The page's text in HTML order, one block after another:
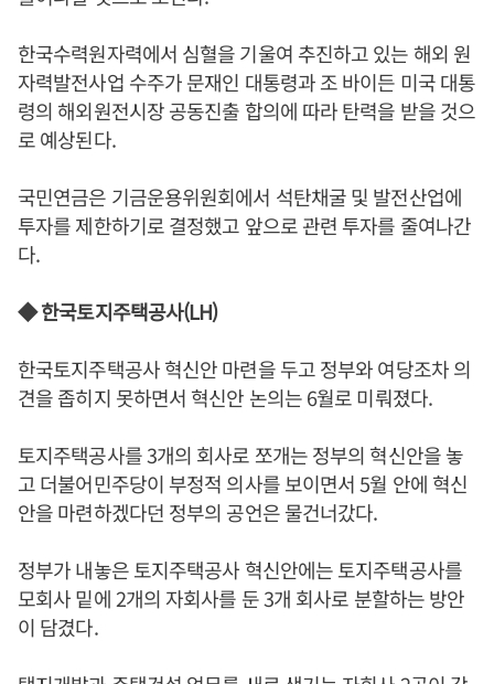
한국수력원자력에서 심혈을 기울여 추진하고 있는 해외 원
자력발전사업 수주가 문재인 대통령과 조 바이든 미국 대통
령의 해외원전시장 공동진출 합의에 따라 탄력을 받을 것으
로 예상된다.
국민연금은 기금운용위원회에서 석탄채굴 및 발전산업에
투자를 제한하기로 결정했고 앞으로 관련 투자를 줄여나간
다.
◆ 한국토지주택공사(LH)
한국토지주택공사 혁신안 마련을 두고 정부와 여당조차 의
견을 좁히지 못하면서 혁신안 논의는 6월로 미뤄졌다.
토지주택공사를 3개의 회사로 쪼개는 정부의 혁신안을 놓
고 더불어민주당이 부정적 의사를 보이면서 5월 안에 혁신
안을 마련하겠다던 정부의 공언은 물건너갔다.
정부가 내놓은 토지주택공사 혁신안에는 토지주택공사를
모회사 밑에 2개의 자회사를 둔 3개 회사로 분할하는 방안
이 담겼다.